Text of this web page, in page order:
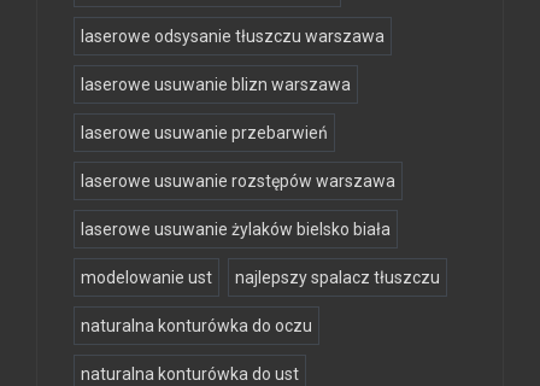
laserowe odsysanie tłuszczu warszawa
laserowe usuwanie blizn warszawa
laserowe usuwanie przebarwień
laserowe usuwanie rozstępów warszawa
laserowe usuwanie żylaków bielsko biała
modelowanie ust najlepszy spalacz tłuszczu
naturalna konturówka do oczu
naturalna konturówka do ust